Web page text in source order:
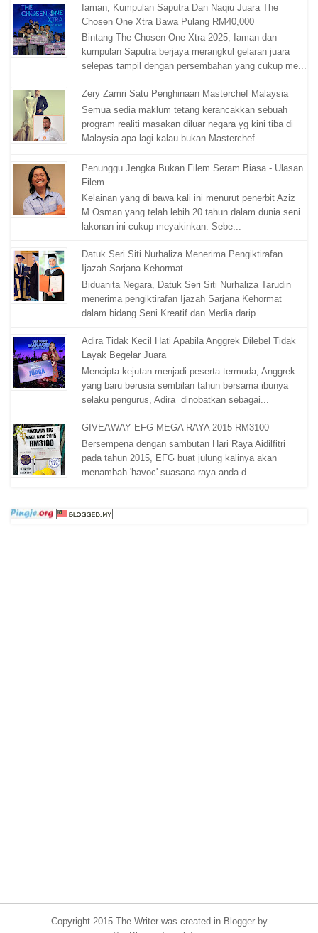
Iaman, Kumpulan Saputra Dan Naqiu Juara The
Chosen One Xtra Bawa Pulang RM40,000
Bintang The Chosen One Xtra 2025, Iaman dan
kumpulan Saputra berjaya merangkul gelaran juara
selepas tampil dengan persembahan yang cukup me...
Zery Zamri Satu Penghinaan Masterchef Malaysia
Semua sedia maklum tetang kerancakkan sebuah
program realiti masakan diluar negara yg kini tiba di
Malaysia apa lagi kalau bukan Masterchef ...
Penunggu Jengka Bukan Filem Seram Biasa - Ulasan
Filem
Kelainan yang di bawa kali ini menurut penerbit Aziz
M.Osman yang telah lebih 20 tahun dalam dunia seni
lakonan ini cukup meyakinkan. Sebe...
Datuk Seri Siti Nurhaliza Menerima Pengiktirafan
Ijazah Sarjana Kehormat
Biduanita Negara, Datuk Seri Siti Nurhaliza Tarudin
menerima pengiktirafan Ijazah Sarjana Kehormat
dalam bidang Seni Kreatif dan Media darip...
Adira Tidak Kecil Hati Apabila Anggrek Dilebel Tidak
Layak Begelar Juara
Mencipta kejutan menjadi peserta termuda, Anggrek
yang baru berusia sembilan tahun bersama ibunya
selaku pengurus, Adira dinobatkan sebagai...
GIVEAWAY EFG MEGA RAYA 2015 RM3100
Bersempena dengan sambutan Hari Raya Aidilfitri
pada tahun 2015, EFG buat julung kalinya akan
menambah 'havoc' suasana raya anda d...
Copyright 2015 The Writer was created in Blogger by